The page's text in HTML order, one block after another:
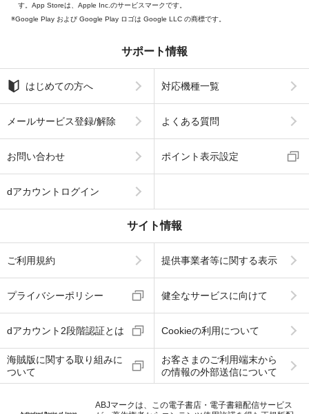
す。App Storeは、Apple Inc.のサービスマークです。
Google Play および Google Play ロゴは Google LLC の商標です。
サポート情報
はじめての方へ 対応機種一覧
メールサービス登録/解除 よくある質問
お問い合わせ ポイント表示設定
dアカウントログイン
サイト情報
ご利用規約 提供事業者等に関する表示
プライバシーポリシー 健全なサービスに向けて
dアカウント2段階認証とは Cookieの利用について
海賊版に関する取り組みに
ついて
お客さまのご利用端末から
の情報の外部送信について
ABJマークは、この電子書店・電子書籍配信サービス